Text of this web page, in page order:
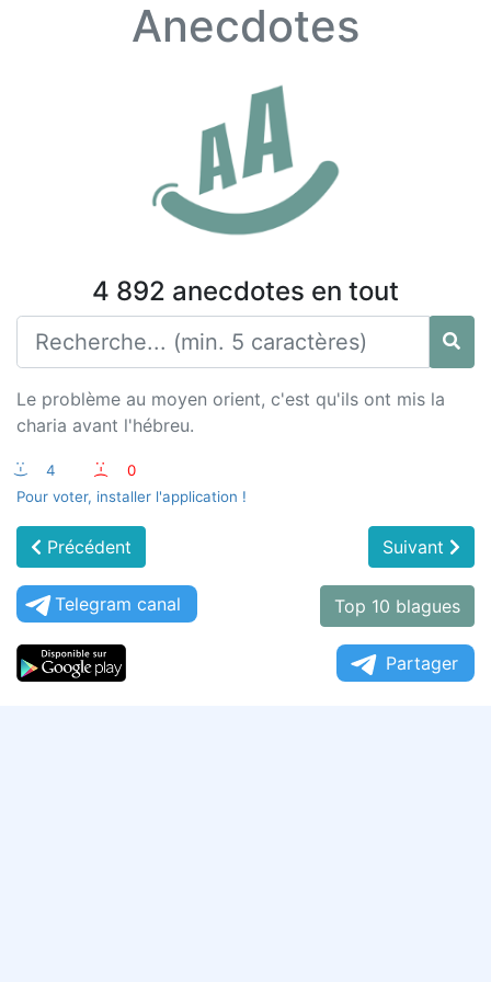
Anecdotes
4 892 anecdotes en tout
Le problème au moyen orient, c'est qu'ils ont mis la
charia avant l'hébreu.
:-) 4 :-(
0
Pour voter, installer l'application !
Précédent Suivant
Telegram canal Top 10 blagues
Partager